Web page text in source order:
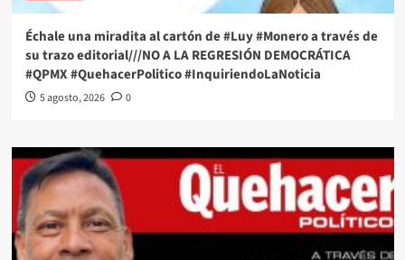
Échale una miradita al cartón de #Luy #Monero a través de
su trazo editorial///NO A LA REGRESIÓN DEMOCRÁTICA
#QPMX #QuehacerPolitico #InquiriendoLaNoticia
5 agosto, 2026 0